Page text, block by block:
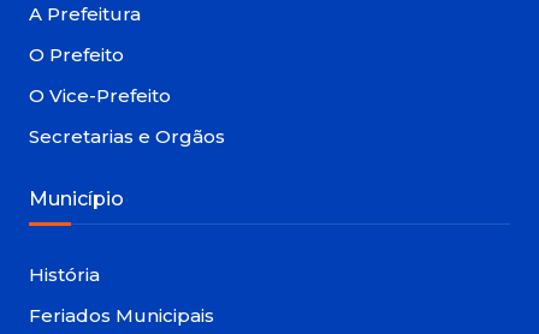
A Prefeitura
O Prefeito
O Vice-Prefeito
Secretarias e Orgãos
Município
História
Feriados Municipais